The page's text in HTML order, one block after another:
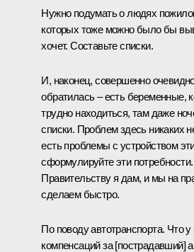
Нужно подумать о людях
которых тоже можно было бы
хочет. Составьте списки.
И, наконец, совершенно
обратилась – есть беременные,
трудно находиться, там даже
списки. Проблем здесь никаких
есть проблемы с устройством
сформулируйте эти
Правительству я дам, и мы на
сделаем быстро.
По поводу автотранспорта. Что у
компенсаций за [пострадавший]